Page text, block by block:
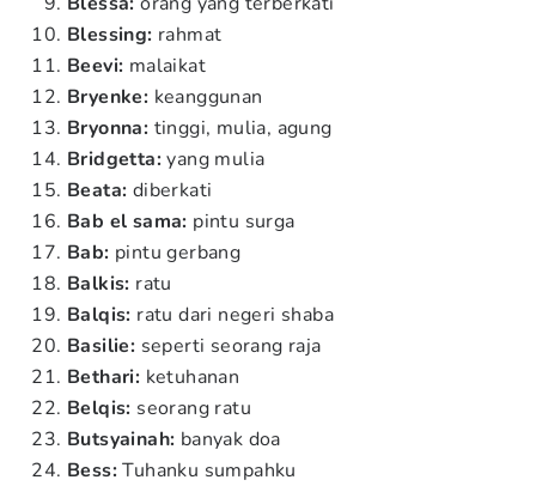
Blessing: rahmat
Beevi: malaikat
Bryenke: keanggunan
Bryonna: tinggi, mulia, agung
Bridgetta:yang mulia
Beata: diberkati
Bab el sama: pintu surga
Bab: pintu gerbang
Balkis: ratu
Balqis: ratu dari negeri shaba
Basilie: seperti seorang raja
Bethari: ketuhanan
Belqis: seorang ratu
Butsyainah: banyak doa
Bess:Tuhanku sumpahku